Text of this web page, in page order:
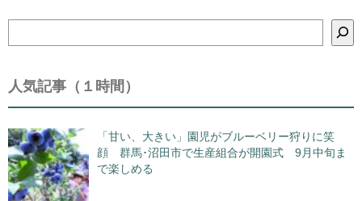
人気記事（１時間）
「甘い、大きい」園児がブルーベリー狩りに笑
顔 群馬･沼田市で生産組合が開園式 9月中旬ま
で楽しめる